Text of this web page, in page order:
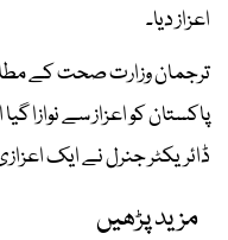
اعزاز دیا۔
ترجمان وزارت صحت کے
پاکستان کو اعزاز سے نوازا
ڈائریکٹر جنرل نے ایک
مزید پڑھیں